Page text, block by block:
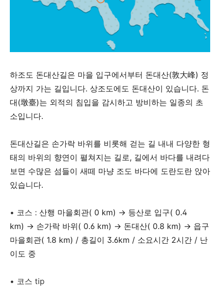
하조도 돈대산길은 마을 입구에서부터 돈대산(敦大峰) 정
상까지 가는 길입니다. 상조도에도 돈대산이 있습니다. 돈
대(墩臺)는 외적의 침입을 감시하고 방비하는 일종의 초
소입니다.
돈대산길은 손가락 바위를 비롯해 걷는 길 내내 다양한 형
태의 바위의 향연이 펼쳐지는 길로, 길에서 바다를 내려다
보면 수많은 섬들이 새떼 마냥 조도 바다에 도란도란 앉아
있습니다.
• 코스 : 산행 마을회관( 0 km) → 등산로 입구( 0.4
km) → 손가락 바위( 0.6 km) → 돈대산( 0.8 km) → 읍구
마을회관( 1.8 km) / 총길이 3.6km / 소요시간 2시간 / 난
이도 중
• 코스 tip